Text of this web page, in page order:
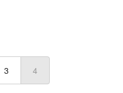
3 4